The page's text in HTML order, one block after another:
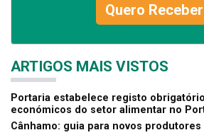
Quero
ARTIGOS MAIS VISTOS
Portaria estabelece registo
económicos do setor alimentar no
Cânhamo: guia para novos produtores